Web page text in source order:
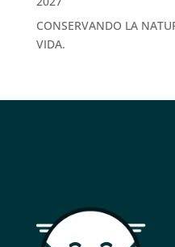
CONSERVANDO LA
VIDA.